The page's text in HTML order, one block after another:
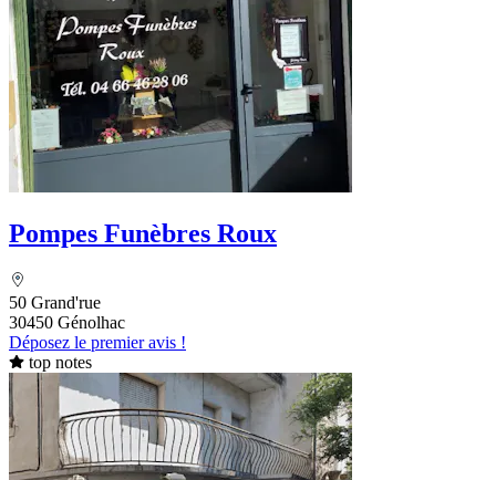
Pompes Funèbres Roux
50 Grand'rue
30450 Génolhac
Déposez le premier avis !
top notes